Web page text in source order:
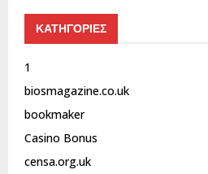
ΚΑΤΗΓΟΡΙΕΣ
1
biosmagazine.co.uk
bookmaker
Casino Bonus
censa.org.uk